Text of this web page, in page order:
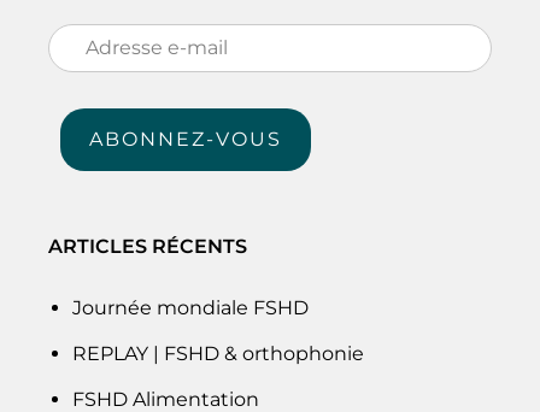
Adresse
e-
mail
ABONNEZ-VOUS
ARTICLES RÉCENTS
Journée mondiale FSHD
REPLAY | FSHD & orthophonie
FSHD Alimentation